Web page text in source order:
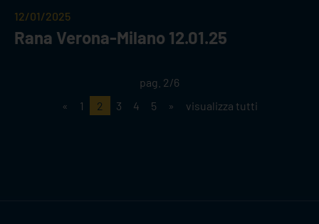
12/01/2025
Rana Verona-Milano 12.01.25
pag. 2/6
«
1 2 3 4 5 » visualizza tutti